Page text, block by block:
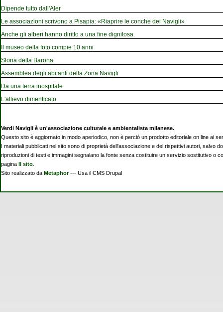
Dipende tutto dall'Aler
Le associazioni scrivono a Pisapia: «Riaprire le conche dei Navigli»
Anche gli alberi hanno diritto a una fine dignitosa.
Il museo della foto compie 10 anni
Storia della Barona
Assemblea degli abitanti della Zona Navigli
Da una terra inospitale
L'allievo dimenticato
Verdi Navigli è un'associazione culturale e ambientalista milanese.
Questo sito è aggiornato in modo aperiodico, non è perciò un prodotto editoriale on line ai
I materiali pubblicati nel sito sono di proprietà dell'associazione e dei rispettivi autori, salvo
riproduzioni di testi e immagini segnalano la fonte senza costituire un servizio sostitutivo o
pagina Il sito
Sito realizzato da Metaphor--- Usa il CMS Drupal